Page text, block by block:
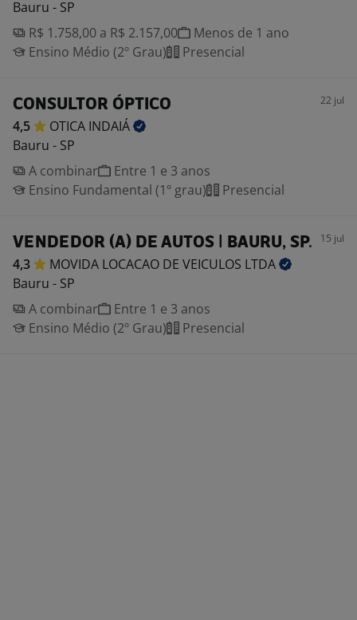
Bauru - SP
R$ 1.758,00 a R$ 2.157,00
Menos de 1 ano
Ensino Médio (2º Grau)
Presencial
CONSULTOR ÓPTICO 22 jul
4,5 OTICA INDAIÁ
Bauru - SP
A combinar
Entre 1 e 3 anos
Ensino Fundamental (1º grau)
Presencial
VENDEDOR (A) DE AUTOS | BAURU, SP. 15 jul
4,3 MOVIDA LOCACAO DE VEICULOS LTDA
Bauru - SP
A combinar
Entre 1 e 3 anos
Ensino Médio (2º Grau)
Presencial